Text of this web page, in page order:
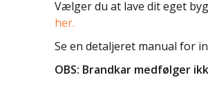
Vælger du at lave dit eget
her.
Se en detaljeret manual for
OBS: Brandkar medfølger